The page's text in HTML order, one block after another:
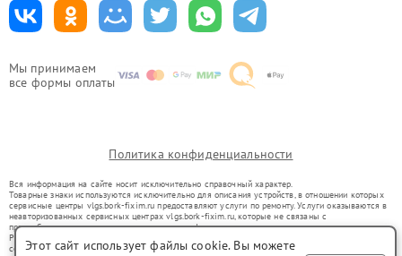
Мы принимаем
все формы оплаты
Политика конфиденциальности
Вся информация на сайте носит исключительно справочный характер.
Товарные знаки используются исключительно для описания устройств, в отношении которых
сервисные центры vlgs.bork-fixim.ru предоставляют услуги по ремонту. Услуги оказываются в
неавторизованных сервисных центрах vlgs.bork-fixim.ru, которые не связаны с
правообладателями товарных знаков или их официальными представителями.
Ремонт осуществляется для устройств, уже введенных в гражданский оборот в соответствии
со статьей 1487 ГК РФ.
Этот сайт использует файлы cookie. Вы можете